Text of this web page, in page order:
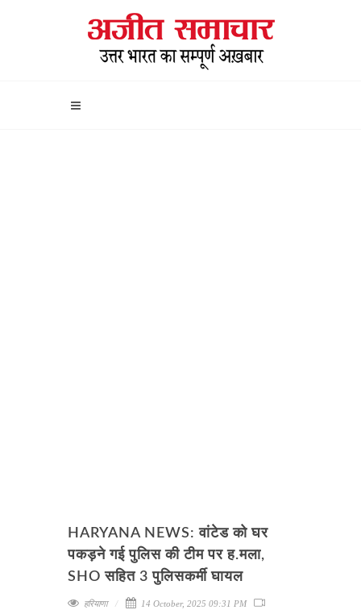
HARYANA NEWS: वांटेड को घर
पकड़ने गई पुलिस की टीम पर ह.मला,
SHO सहित 3 पुलिसकर्मी घायल
हरियाणा 14 October, 2025 09:31 PM